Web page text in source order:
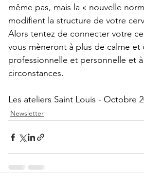
même pas, mais la « nouvelle
modifient la structure de votre
Alors tentez de connecter votre
vous mèneront à plus de calme
professionnelle et personnelle et
circonstances.
Les ateliers Saint Louis - Octobre
Newsletter